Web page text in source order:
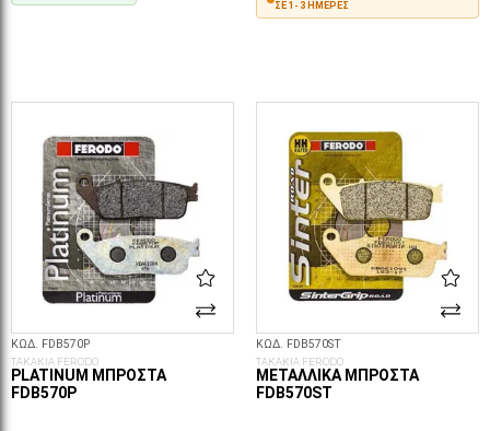
ΣΕ 1-3 ΗΜΈΡΕΣ
ΚΩΔ. FDB570P
ΤΑΚΑΚΙΑ FERODO
PLATINUM ΜΠΡΟΣΤΆ
FDB570P
ΚΩΔ. FDB570ST
ΤΑΚΑΚΙΑ FERODO
ΜΕΤΑΛΛΙΚΆ ΜΠΡΟΣΤΆ
FDB570ST